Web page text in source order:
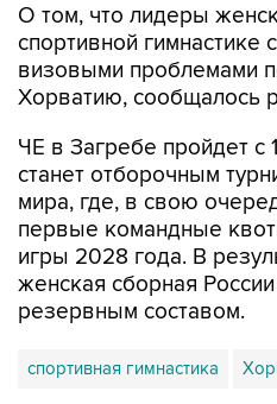
О том, что лидеры
спортивной гимнастике
визовыми проблемами
Хорватию, сообщалось
ЧЕ в Загребе пройдет с
станет отборочным
мира, где, в свою
первые командные
игры 2028 года. В
женская сборная
резервным составом.
спортивная гимнастика